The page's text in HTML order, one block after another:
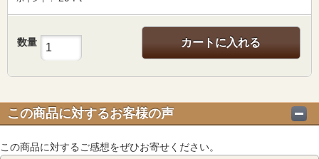
数量 カートに入れる
この商品に対するお客様の声
この商品に対するご感想をぜひお寄せください。